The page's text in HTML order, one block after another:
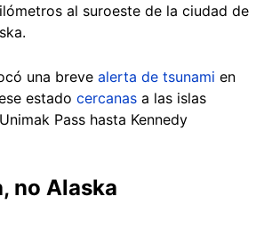
al suroeste de la ciudad de
una breve alerta de tsunami en
estado cercanas a las islas
Pass hasta Kennedy
no Alaska